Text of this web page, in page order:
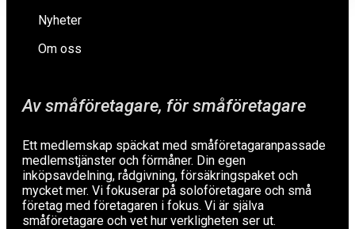
Av småföretagare, för småföretagare
Ett medlemskap späckat med småföretagaranpassade
medlemstjänster och förmåner. Din egen
inköpsavdelning, rådgivning, försäkringspaket och
mycket mer. Vi fokuserar på soloföretagare och små
företag med företagaren i fokus. Vi är själva
småföretagare och vet hur verkligheten ser ut.
Nyheter
Om oss